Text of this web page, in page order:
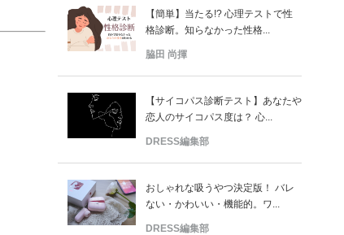
【簡単】当たる!? 心理テストで性
格診断。知らなかった性格...
脇田 尚揮
【サイコパス診断テスト】あなたや
恋人のサイコパス度は？ 心...
DRESS編集部
おしゃれな吸うやつ決定版！ バレ
ない・かわいい・機能的。ワ...
DRESS編集部